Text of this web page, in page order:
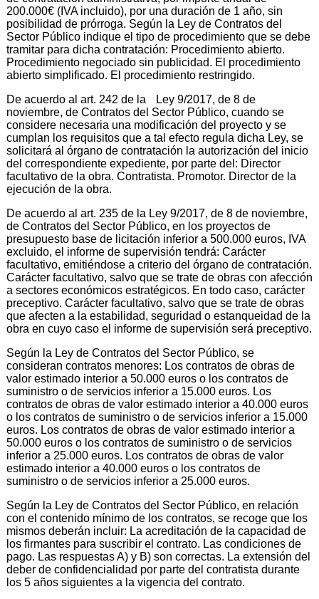
200.000€ (IVA incluido), por una duración de 1 año, sin
posibilidad de prórroga. Según la Ley de Contratos del
Sector Público indique el tipo de procedimiento que se debe
tramitar para dicha contratación: Procedimiento abierto.
Procedimiento negociado sin publicidad. El procedimiento
abierto simplificado. El procedimiento restringido.
De acuerdo al art. 242 de la Ley 9/2017, de 8 de
noviembre, de Contratos del Sector Público, cuando se
considere necesaria una modificación del proyecto y se
cumplan los requisitos que a tal efecto regula dicha Ley, se
solicitará al órgano de contratación la autorización del inicio
del correspondiente expediente, por parte del: Director
facultativo de la obra. Contratista. Promotor. Director de la
ejecución de la obra.
De acuerdo al art. 235 de la Ley 9/2017, de 8 de noviembre,
de Contratos del Sector Público, en los proyectos de
presupuesto base de licitación inferior a 500.000 euros, IVA
excluido, el informe de supervisión tendrá: Carácter
facultativo, emitiéndose a criterio del órgano de contratación.
Carácter facultativo, salvo que se trate de obras con afección
a sectores económicos estratégicos. En todo caso, carácter
preceptivo. Carácter facultativo, salvo que se trate de obras
que afecten a la estabilidad, seguridad o estanqueidad de la
obra en cuyo caso el informe de supervisión será preceptivo.
Según la Ley de Contratos del Sector Público, se
consideran contratos menores: Los contratos de obras de
valor estimado interior a 50.000 euros o los contratos de
suministro o de servicios inferior a 15.000 euros. Los
contratos de obras de valor estimado interior a 40.000 euros
o los contratos de suministro o de servicios inferior a 15.000
euros. Los contratos de obras de valor estimado interior a
50.000 euros o los contratos de suministro o de servicios
inferior a 25.000 euros. Los contratos de obras de valor
estimado interior a 40.000 euros o los contratos de
suministro o de servicios inferior a 25.000 euros.
Según la Ley de Contratos del Sector Público, en relación
con el contenido mínimo de los contratos, se recoge que los
mismos deberán incluir: La acreditación de la capacidad de
los firmantes para suscribir el contrato. Las condiciones de
pago. Las respuestas A) y B) son correctas. La extensión del
deber de confidencialidad por parte del contratista durante
los 5 años siguientes a la vigencia del contrato.